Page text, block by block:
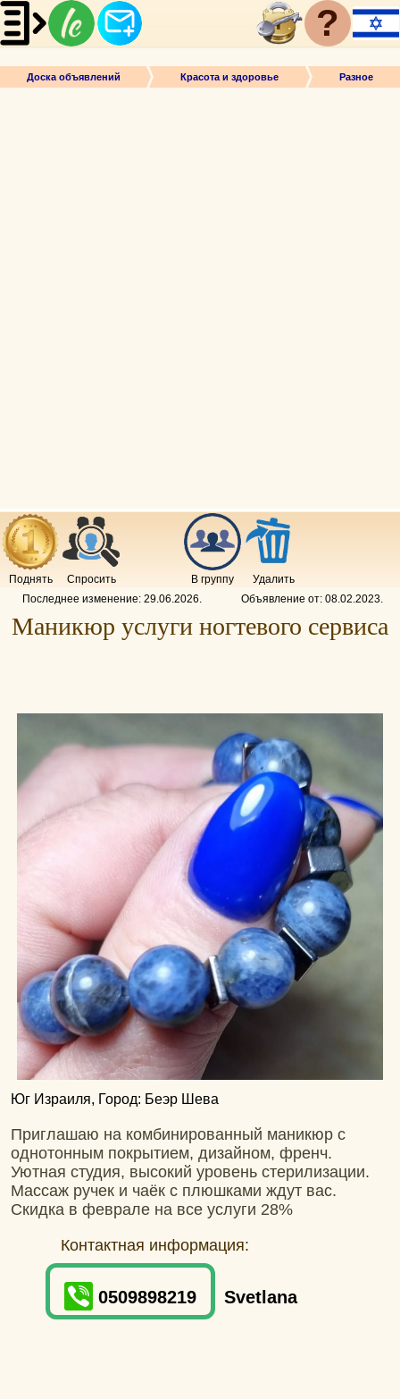
?
Доска объявлений Красота и здоровье Разное
Поднять Спросить В группу
Удалить
Последнее изменение: 29.06.2026. Объявление от: 08.02.2023.
Маникюр услуги ногтевого сервиса
Юг Израиля, Город: Беэр Шева
Приглашаю на комбинированный маникюр с
однотонным покрытием, дизайном, френч.
Уютная студия, высокий уровень стерилизации.
Массаж ручек и чаёк с плюшками ждут вас.
Скидка в феврале на все услуги 28%
Контактная информация:
0509898219 Svetlana